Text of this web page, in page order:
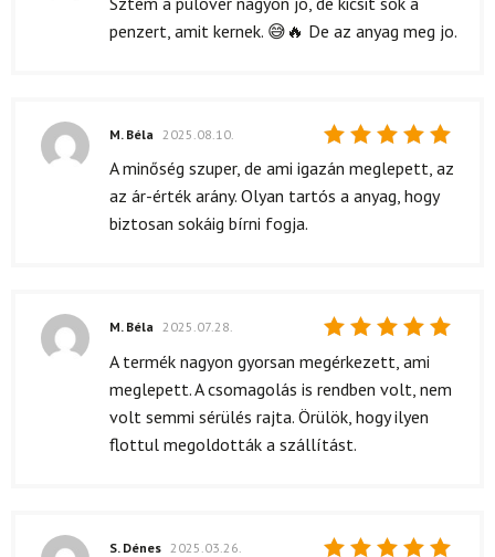
penzert, amit kernek. 😅🔥 De az anyag meg jo.
Értékelés:
/ 5
M. Béla 2025.08.10.
A minőség szuper, de ami igazán meglepett, az
az ár-érték arány. Olyan tartós a anyag, hogy
biztosan sokáig bírni fogja.
Értékelés:
5
M. Béla 2025.07.28.
A termék nagyon gyorsan megérkezett, ami
meglepett. A csomagolás is rendben volt, nem
volt semmi sérülés rajta. Örülök, hogy ilyen
flottul megoldották a szállítást.
S. Dénes 2025.03.26.